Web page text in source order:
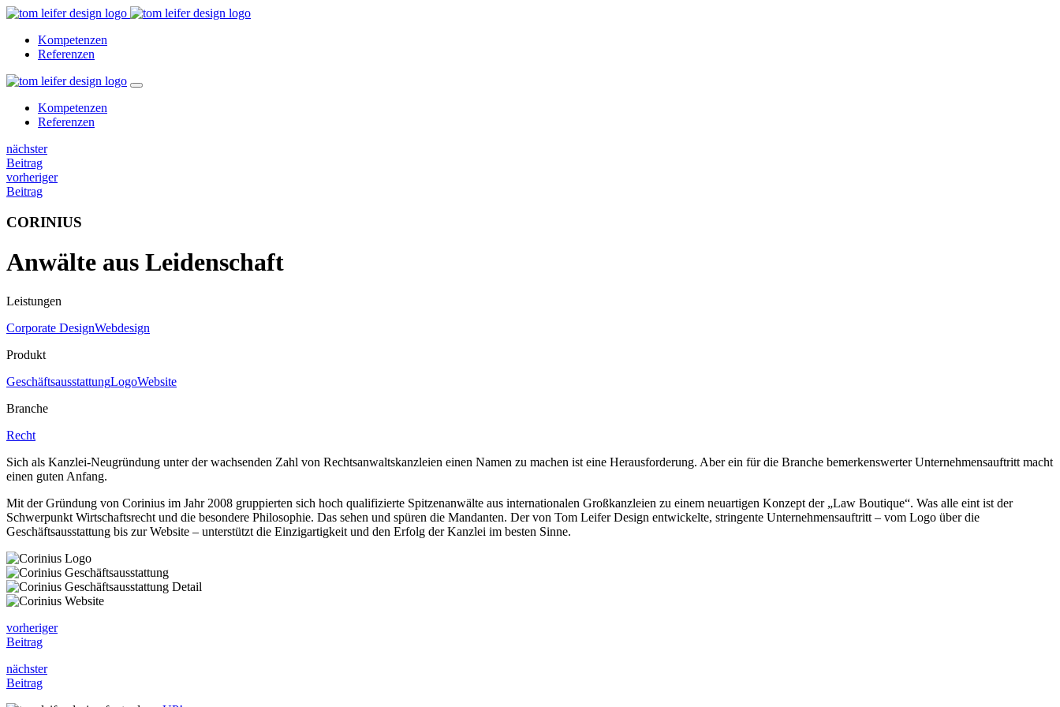
Kompetenzen
Referenzen
Kompetenzen
Referenzen
nächster
Beitrag
vorheriger
Beitrag
CORINIUS
Anwälte aus Leidenschaft
Leistungen
Corporate DesignWebdesign
Produkt
GeschäftsausstattungLogoWebsite
Branche
Recht
Sich als Kanzlei-Neugründung unter der wachsenden Zahl von Rechtsanwaltskanzleien einen Namen zu machen ist eine Herausforderung. Aber ein für die Branche bemerkenswerter Unternehmensauftritt macht
einen guten Anfang.
Mit der Gründung von Corinius im Jahr 2008 gruppierten sich hoch qualifizierte Spitzenanwälte aus internationalen Großkanzleien zu einem neuartigen Konzept der „Law Boutique“. Was alle eint ist der
Schwerpunkt Wirtschaftsrecht und die besondere Philosophie. Das sehen und spüren die Mandanten. Der von Tom Leifer Design entwickelte, stringente Unternehmensauftritt – vom Logo über die
Geschäftsausstattung bis zur Website – unterstützt die Einzigartigkeit und den Erfolg der Kanzlei im besten Sinne.
vorheriger
Beitrag
nächster
Beitrag